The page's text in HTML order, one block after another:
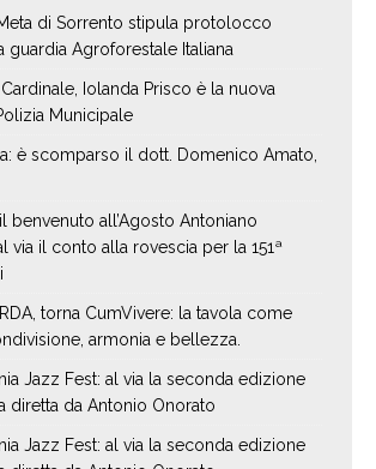
di Sorrento stipula protolocco
guardia Agroforestale Italiana
Iolanda Prisco è la nuova
Municipale
è scomparso il dott. Domenico Amato,
benvenuto all’Agosto Antoniano
via il conto alla rovescia per la 151ª
torna CumVivere: la tavola come
armonia e bellezza.
Jazz Fest: al via la seconda edizione
diretta da Antonio Onorato
Jazz Fest: al via la seconda edizione